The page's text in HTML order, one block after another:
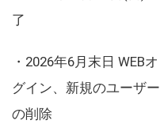
了
・2026年6月末日 WEB
グイン、新規のユーザ
の削除